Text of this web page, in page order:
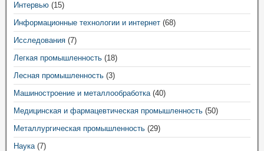
Интервью (15)
Информационные технологии и интернет (68)
Исследования (7)
Легкая промышленность (18)
Лесная промышленность (3)
Машиностроение и металлообработка(40)
Медицинская и фармацевтическая промышленность (50)
Металлургическая промышленность (29)
Наука(7)